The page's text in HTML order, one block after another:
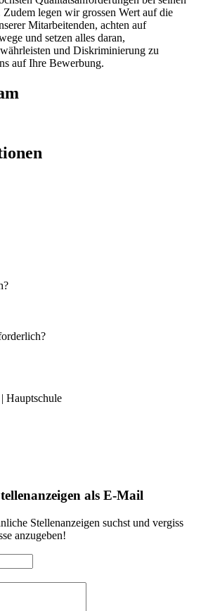
Zudem legen wir grossen Wert auf die
Mitarbeitenden, achten auf
und setzen alles daran,
und Diskriminierung zu
auf Ihre Bewerbung.
Hauptschule
als E-Mail
Stellenanzeigen suchst und vergiss
anzugeben!